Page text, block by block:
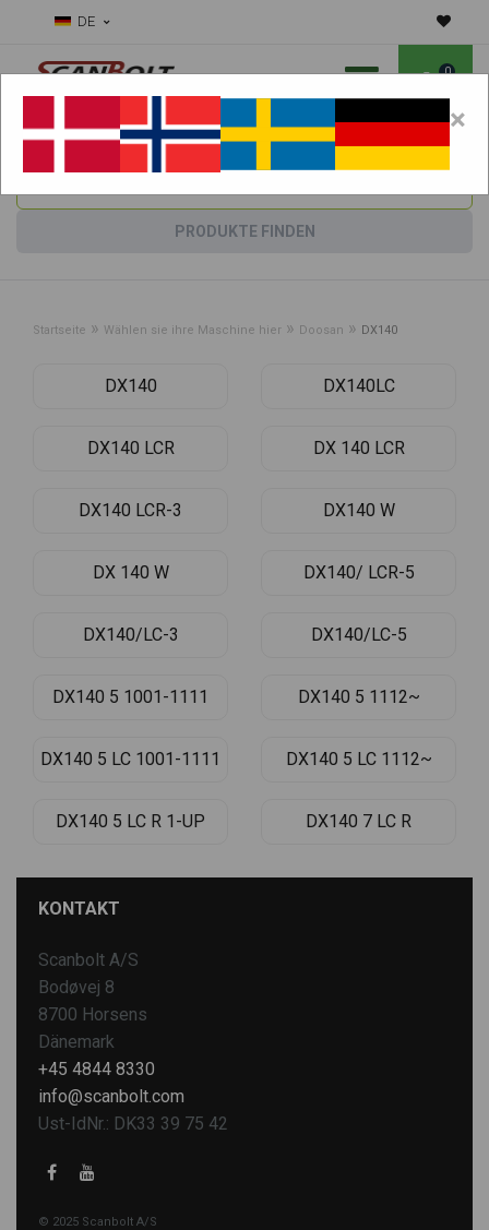
DE
0
Benötigen Sie Hilfe bei Verschleißteilen?Maschine wählen:
PRODUKTE FINDEN
Startseite » Wählen sie ihre Maschine hier » Doosan » DX140
DX140 DX140LC
DX140 LCR DX 140 LCR
DX140 LCR-3 DX140 W
DX 140 W DX140/ LCR-5
DX140/LC-3 DX140/LC-5
DX140 5 1001-1111 DX140 5 1112~
DX140 5 LC 1001-1111 DX140 5 LC 1112~
DX140 5 LC R 1-UP DX140 7 LC R
KONTAKT
Scanbolt A/S
Bodøvej 8
8700 Horsens
Dänemark
+45 4844 8330
info@scanbolt.com
Ust-IdNr.: DK33 39 75 42
© 2025 Scanbolt A/S
×